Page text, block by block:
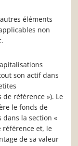
éléments
non
son actif dans
référence »). Le
le fonds de
dans la section «
référence et, le
de sa valeur